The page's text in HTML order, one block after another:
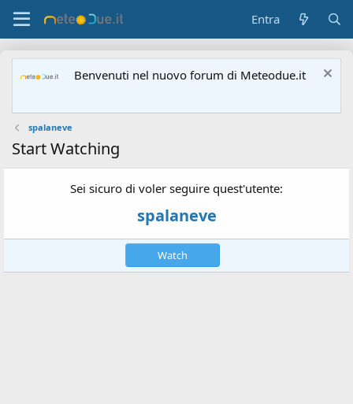
Entra
Benvenuti nel nuovo forum di Meteodue.it
spalaneve
Start Watching
Sei sicuro di voler seguire quest'utente:
spalaneve
Watch